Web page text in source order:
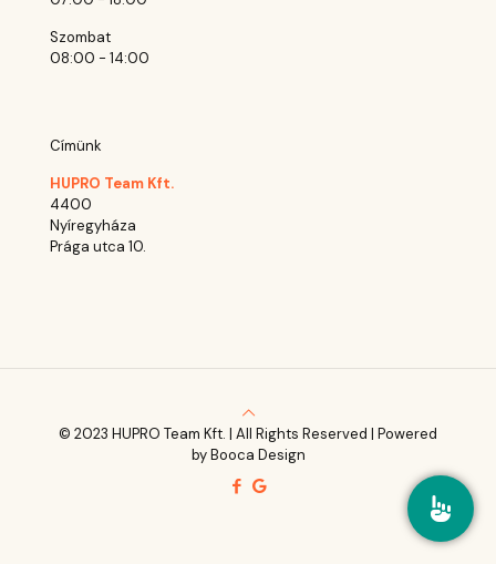
Szombat
08:00 - 14:00
Címünk
HUPRO Team Kft.
4400
Nyíregyháza
Prága utca 10.
© 2023 HUPRO Team Kft. | All Rights Reserved | Powered
by Booca Design